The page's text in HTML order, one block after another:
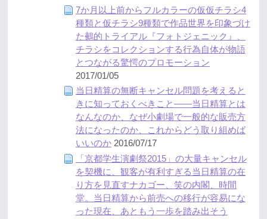
7か月以上前からフルカラーの仮仮チラシ4
種類と仮チラシ9種類で作品世界を印象づけ
た鵺的トライアル『フォトジェニック』、
チラシをコレクションする行為自体が物語
とつながる驚愕のプロモーション
2017/01/05
当日精算の無断キャンセル問題を考えると
きに知っておくべきこと――当日精算とは
なんなのか、なぜ小劇場で一般的な販売方
法になったのか、これからどう取り組めば
いいのか2016/07/17
「京都学生演劇祭2015」の大量キャンセル
を契機に、観客が有利すぎる当日精算の在
り方を見直すナカゴー、笑の内閣、時間
堂。当日精算から前売への移行が容易にな
った現在、あともう一歩を踏み出そう